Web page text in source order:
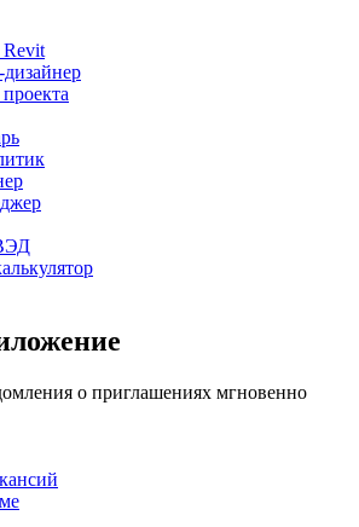
Revit
о приглашениях мгновенно